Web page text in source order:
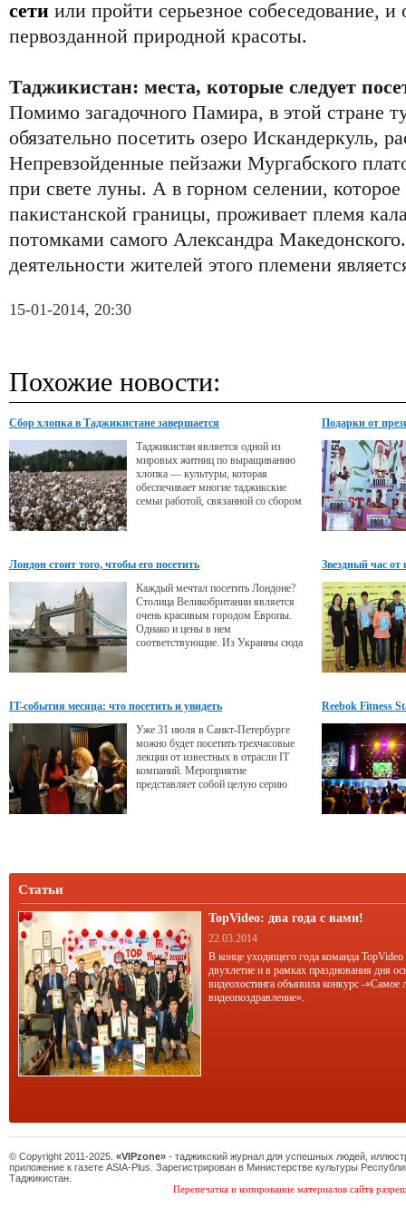
сети или пройти серьезное собеседование, и
первозданной природной красоты.
Таджикистан: места, которые следует
Помимо загадочного Памира, в этой стране
обязательно посетить озеро Искандеркуль,
Непревзойденные пейзажи Мургабского
при свете луны. А в горном селении, которое
пакистанской границы, проживает племя
потомками самого Александра
деятельности жителей этого племени
15-01-2014, 20:30
Похожие новости:
Сбор хлопка в Таджикистане завершается
Таджикистан является одной из
мировых житниц по выращиванию
хлопка — культуры, которая
обеспечивает многие таджикские
семьи работой, связанной со сбором
Подарки от
Лондон стоит того, чтобы его посетить
Каждый мечтал посетить Лондоне?
Столица Великобритании является
очень красивым городом Европы.
Однако и цены в нем
соответствующие. Из Украины сюда
Звездный час
IT-события месяца: что посетить и увидеть
Уже 31 июля в Санкт-Петербурге
можно будет посетить трехчасовые
лекции от известных в отрасли IT
компаний. Мероприятие
представляет собой целую серию
Reebok Fitness
Статьи
TopVideo: два года с вами!
22.03.2014
В конце уходящего года команда TopVideo
двухлетие и в рамках празднования дня
видеохостинга объявила конкурс -«Самое
видеопоздравление».
© Copyright 2011-2025. «VIPzone» - таджикский журнал для успешных людей,
приложение к газете ASIA-Plus. Зарегистрирован в Министерстве культуры
Таджикистан.
Перепечатка и копирование материалов сайта